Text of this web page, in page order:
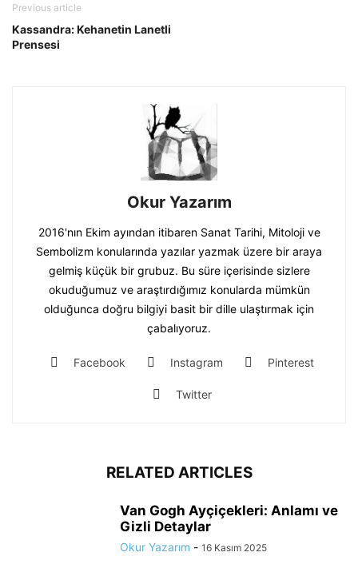
Previous article
Kassandra: Kehanetin Lanetli
Prensesi
Okur Yazarım
2016'nın Ekim ayından itibaren Sanat Tarihi, Mitoloji ve
Sembolizm konularında yazılar yazmak üzere bir araya
gelmiş küçük bir grubuz. Bu süre içerisinde sizlere
okuduğumuz ve araştırdığımız konularda mümkün
olduğunca doğru bilgiyi basit bir dille ulaştırmak için
çabalıyoruz.
Facebook Instagram Pinterest
Twitter
RELATED ARTICLES
Van Gogh Ayçiçekleri: Anlamı ve
Gizli Detaylar
Okur Yazarım - 16 Kasım 2025